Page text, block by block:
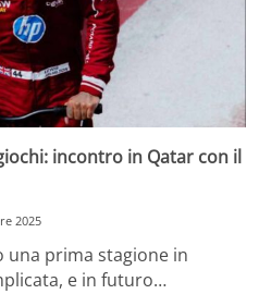
incontro in Qatar con il
2025
una prima stagione in
e in futuro…